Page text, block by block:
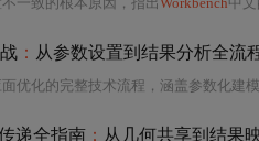
： 从参数设置到结果分析全流
的完整技术流程，涵盖参数化建模、DOE实验设计（如CCD）、响
递全指南 ： 从几何共享到结果